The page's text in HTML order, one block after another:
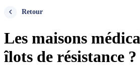
Retour
Les maisons
îlots de résistance ?